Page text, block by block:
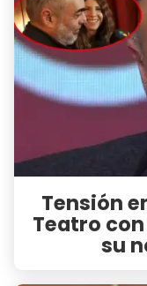
Tensión
Teatro
su